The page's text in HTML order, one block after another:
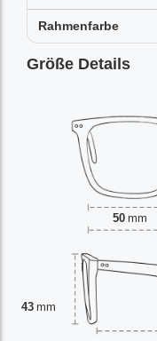
Rahmenfarbe
Größe Details
50 mm
43 mm